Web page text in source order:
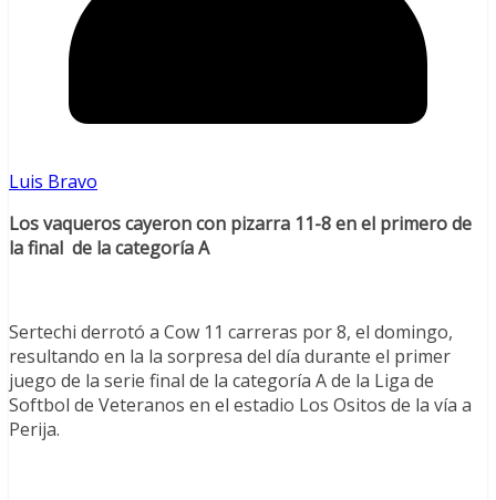
Luis Bravo
Los vaqueros cayeron con pizarra 11-8 en el primero de
la final de la categoría A
Sertechi derrotó a Cow 11 carreras por 8, el domingo,
resultando en la la sorpresa del día durante el primer
juego de la serie final de la categoría A de la Liga de
Softbol de Veteranos en el estadio Los Ositos de la vía a
Perija.